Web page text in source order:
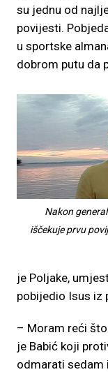
su jednu od
povijesti.
u sportske
dobrom putu da
Nakon
iščekuje prvu
je Poljake,
pobijedio Isus iz
– Moram reći
je Babić koji
odmarati sedam